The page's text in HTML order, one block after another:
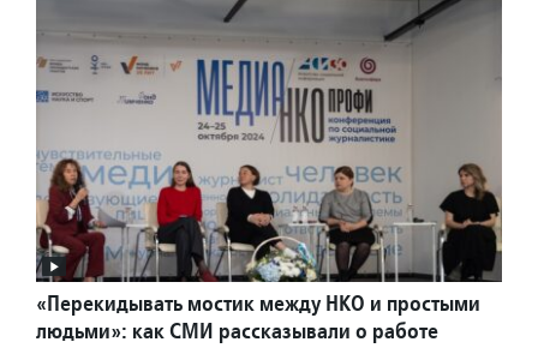
«Перекидывать мостик между НКО и простыми
людьми»: как СМИ рассказывали о работе